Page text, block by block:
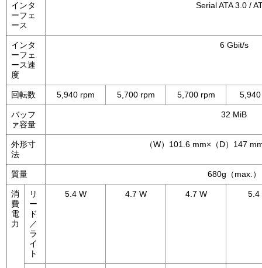
インタ
ーフェ
ース
Serial ATA 3.0 /
インタ
ーフェ
ース速
度
6 Gbit/s
回転数 5,940 rpm 5,700 rpm 5,700 rpm
バッフ
ァ容量
32 MiB
外形寸
法
（W）101.6 mm×（D）147
質量 680g（max.）
消
費
電
力
リ
ー
ド
／
ラ
イ
ト
5.4 W 4.7 W 4.7 W 5.4